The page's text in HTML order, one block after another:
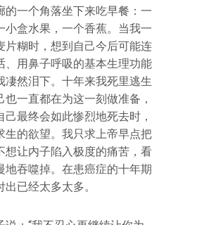
的一个角落坐下来吃早餐：一
小盒水果，一个香蕉。当我一
片糊时，想到自己今后可能连
、用鼻子呼吸的基本生理功能
凄然泪下。十年来我死里逃生
也一直都在为这一刻做准备，
己最终会如此惨烈地死去时，
生的欲望。我只求上帝早点把
想让内子陷入极度的痛苦，看
地吞噬掉。在患癌症的十年期
已经太多太多。